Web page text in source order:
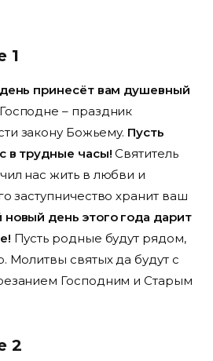
1
день принесёт вам душевный
– праздник
закону Божьему. Пусть
в трудные часы! Святитель
нас жить в любви и
заступничество хранит ваш
день этого года дарит
Пусть родные будут рядом,
Молитвы святых да будут с
Господним и Старым
2